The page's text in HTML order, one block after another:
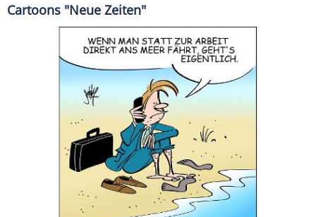
Cartoons "Neue Zeiten"